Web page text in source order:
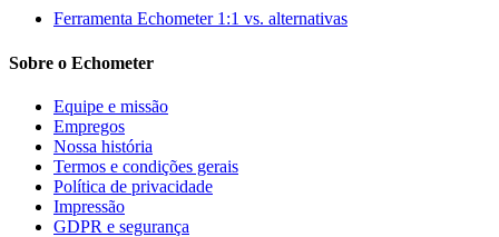
Ferramenta Echometer 1:1 vs. alternativas
Sobre o Echometer
Equipe e missão
Empregos
Nossa história
Termos e condições gerais
Política de privacidade
Impressão
GDPR e segurança